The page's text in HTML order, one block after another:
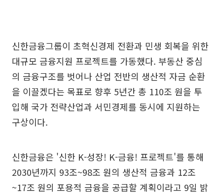
신한금융그룹이 초혁신경제 전환과 민생 회복을 위한
대규모 금융지원 프로젝트를 가동했다. 부동산 중심
의 금융구조를 벗어나 산업 전반의 생산적 자금 순환
을 이끌겠다는 목표로 향후 5년간 총 110조 원을 투
입해 국가 전략산업과 서민경제를 동시에 지원하는
구상이다.
신한금융은 '신한 K-성장! K-금융! 프로젝트'를 통해
2030년까지 93조~98조 원의 생산적 금융과 12조
~17조 원의 포용적 금융을 공급할 계획이라고 9일 밝